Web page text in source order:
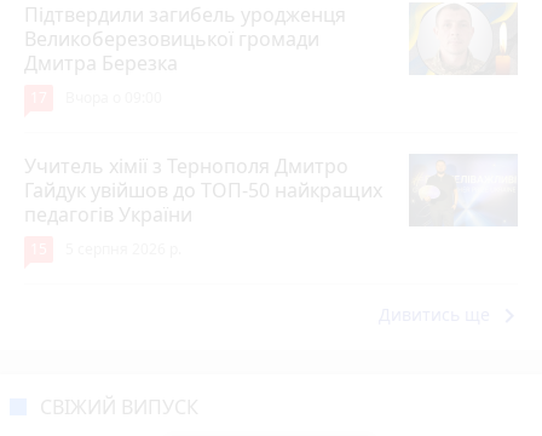
Підтвердили загибель уродженця
Великоберезовицької громади
Дмитра Березка
Учитель хімії з Тернополя Дмитро
Гайдук увійшов до ТОП-50 найкращих
педагогів України